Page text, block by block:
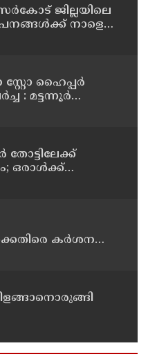
ജില്ലയിലെ
നാളെ
സ്റ്റോ ഹൈപ്പർ
: മട്ടന്നൂർ
തോട്ടിലേക്ക്
ഒരാൾക്ക്
കർശന